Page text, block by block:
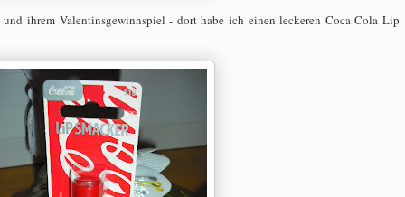
und ihrem Valentinsgewinnspiel - dort habe ich einen leckeren Coca Cola Lip